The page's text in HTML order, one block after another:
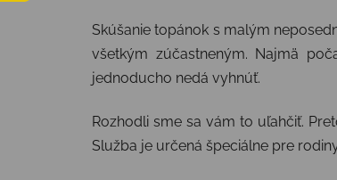
Skúšanie topánok s malým
všetkým zúčastneným. Najmä
jednoducho nedá vyhnúť.
Rozhodli sme sa vám to uľahčiť.
Služba je určená špeciálne pre